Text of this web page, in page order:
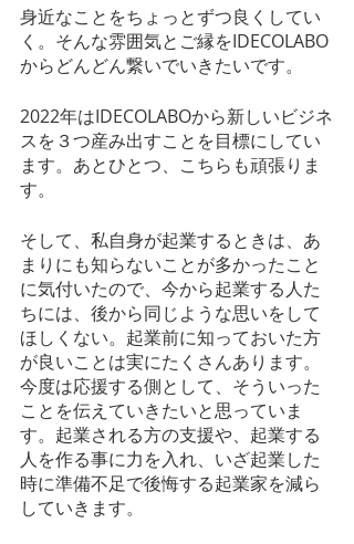
身近なことをちょっとずつ良くしてい
く。そんな雰囲気とご縁をIDECOLABO
からどんどん繋いでいきたいです。
2022年はIDECOLABOから新しいビジネ
スを３つ産み出すことを目標にしてい
ます。あとひとつ、こちらも頑張りま
す。
そして、私自身が起業するときは、あ
まりにも知らないことが多かったこと
に気付いたので、今から起業する人た
ちには、後から同じような思いをして
ほしくない。起業前に知っておいた方
が良いことは実にたくさんあります。
今度は応援する側として、そういった
ことを伝えていきたいと思っていま
す。起業される方の支援や、起業する
人を作る事に力を入れ、いざ起業した
時に準備不足で後悔する起業家を減ら
していきます。